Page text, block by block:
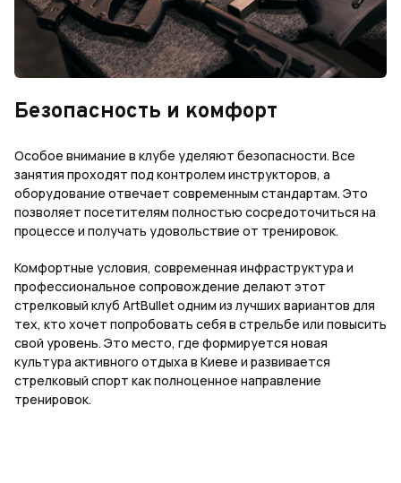
Безопасность и комфорт
Особое внимание в клубе уделяют безопасности. Все
занятия проходят под контролем инструкторов, а
оборудование отвечает современным стандартам. Это
позволяет посетителям полностью сосредоточиться на
процессе и получать удовольствие от тренировок.
Комфортные условия, современная инфраструктура и
профессиональное сопровождение делают этот
стрелковый клуб ArtBullet одним из лучших вариантов для
тех, кто хочет попробовать себя в стрельбе или повысить
свой уровень. Это место, где формируется новая
культура активного отдыха в Киеве и развивается
стрелковый спорт как полноценное направление
тренировок.